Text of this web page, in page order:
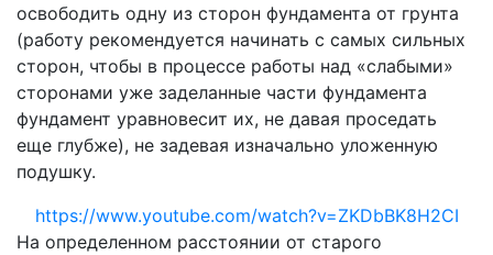
освободить одну из сторон фундамента от грунта
(работу рекомендуется начинать с самых сильных
сторон, чтобы в процессе работы над «слабыми»
сторонами уже заделанные части фундамента
фундамент уравновесит их, не давая проседать
еще глубже), не задевая изначально уложенную
подушку.
https://www.youtube.com/watch?v=ZKDbBK8H2CI
На определенном расстоянии от старого